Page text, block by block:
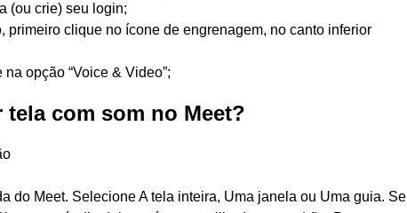
(ou crie) seu login;
primeiro clique no ícone de engrenagem, no canto inferior
na opção “Voice & Video”;
com som no Meet?
do Meet. Selecione A tela inteira, Uma janela ou Uma guia. Se